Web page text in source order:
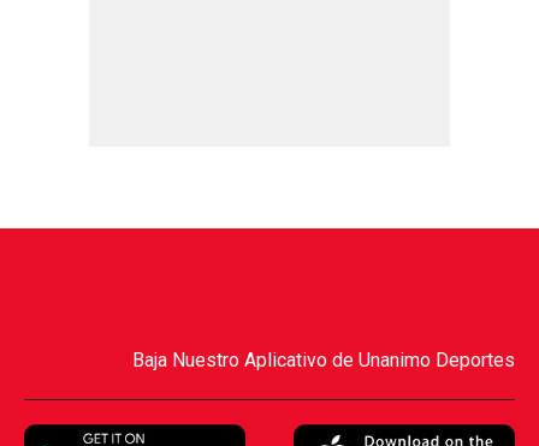
Baja Nuestro Aplicativo de Unanimo Deportes